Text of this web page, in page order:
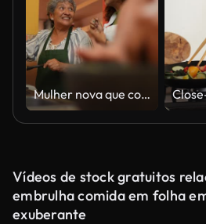
Mulher nova que conversa e cozinha com a avó na cozinha de casa
Vídeos de stock gratuitos
embrulha comida em folha
exuberante